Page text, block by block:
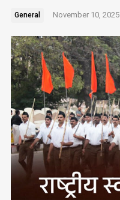
General November 10, 2025